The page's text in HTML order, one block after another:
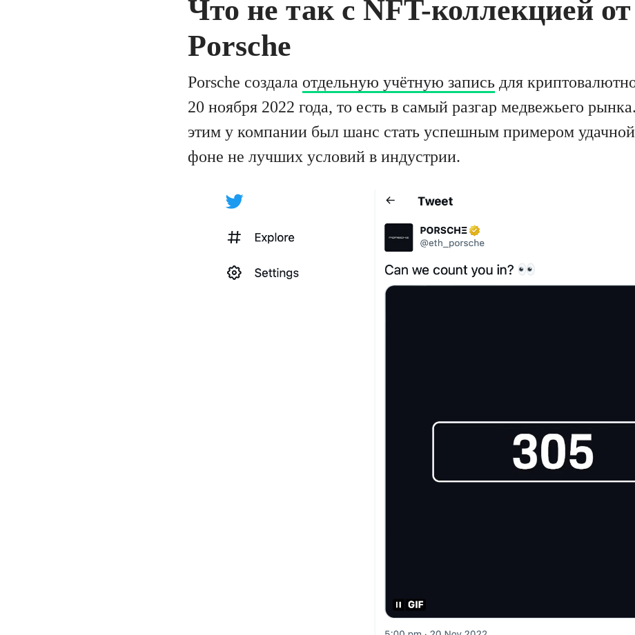
Что не так с NFT-коллекцией от
Porsche
Porsche создала отдельную учётную запись для
20 ноября 2022 года, то есть в самый разгар медвежьего
этим у компании был шанс стать успешным примером
фоне не лучших условий в индустрии.